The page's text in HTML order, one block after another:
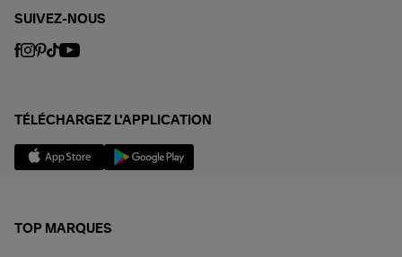
SUIVEZ-NOUS
TÉLÉCHARGEZ L'APPLICATION
TOP MARQUES